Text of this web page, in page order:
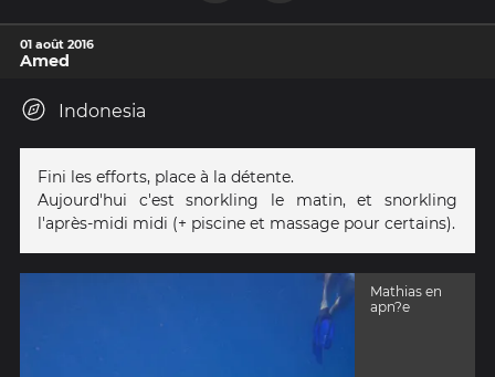
01 août 2016
Amed
Indonesia
Fini les efforts, place à la détente.
Aujourd'hui c'est snorkling le matin, et snorkling
l'après-midi midi (+ piscine et massage pour certains).
Mathias en
apn?e